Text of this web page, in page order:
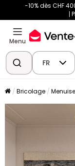
-10% dès CHF
Menu
FR
Bricolage